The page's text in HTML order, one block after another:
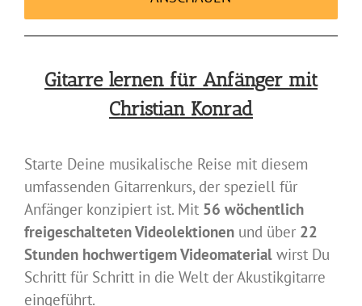
Gitarre lernen für Anfänger mit
Christian Konrad
Starte Deine musikalische Reise mit diesem
umfassenden Gitarrenkurs, der speziell für
Anfänger konzipiert ist. Mit 56 wöchentlich
freigeschalteten Videolektionenund über 22
Stunden hochwertigem Videomaterialwirst Du
Schritt für Schritt in die Welt der Akustikgitarre
eingeführt.